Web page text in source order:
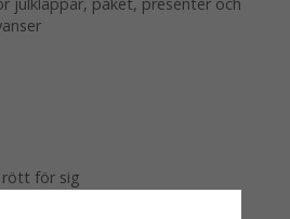
julklappar, paket, presenter och
rött för sig